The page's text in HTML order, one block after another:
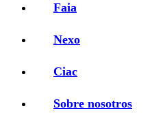
Faia
Nexo
Ciac
Sobre nosotros